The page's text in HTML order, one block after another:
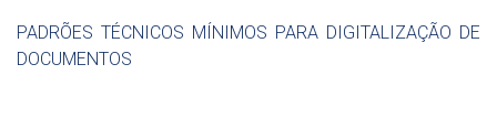
PADRÕES TÉCNICOS MÍNIMOS PARA DIGITALIZAÇÃO DE
DOCUMENTOS